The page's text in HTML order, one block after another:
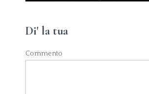
Di' la tua
Commento